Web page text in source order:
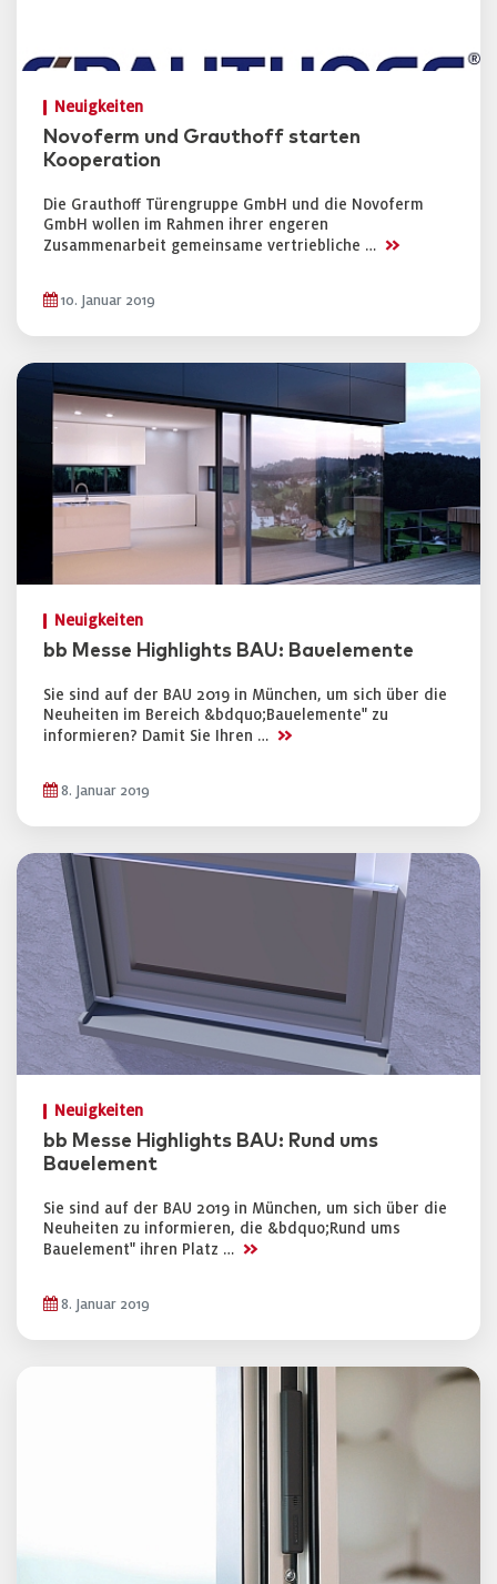
Neuigkeiten
Novoferm und Grauthoff starten
Kooperation
Die Grauthoff Türengruppe GmbH und die Novoferm
GmbH wollen im Rahmen ihrer engeren
Zusammenarbeit gemeinsame vertriebliche … >>
10. Januar 2019
Neuigkeiten
bb Messe Highlights BAU: Bauelemente
Sie sind auf der BAU 2019 in München, um sich über die
Neuheiten im Bereich &bdquo;Bauelemente" zu
informieren? Damit Sie Ihren … >>
8. Januar 2019
Neuigkeiten
bb Messe Highlights BAU: Rund ums
Bauelement
Sie sind auf der BAU 2019 in München, um sich über die
Neuheiten zu informieren, die &bdquo;Rund ums
Bauelement" ihren Platz … >>
8. Januar 2019